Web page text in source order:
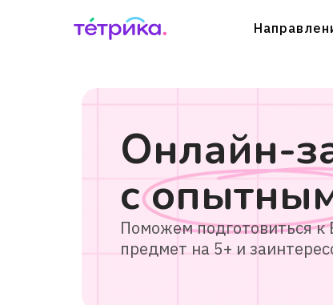
Онлайн-
с
Поможем подготовиться
предмет на 5+ и